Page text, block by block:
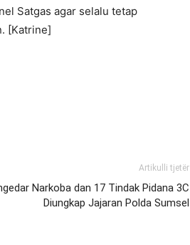
Satgas agar selalu tetap
[Katrine]
Artikulli tjetër
Narkoba dan 17 Tindak Pidana 3C
Diungkap Jajaran Polda Sumsel